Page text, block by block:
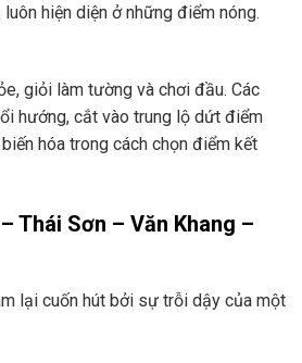
hiện diện ở những điểm nóng.
giỏi làm tường và chơi đầu. Các
hướng, cắt vào trung lộ dứt điểm
hóa trong cách chọn điểm kết
Thái Sơn – Văn Khang –
lại cuốn hút bởi sự trỗi dậy của một